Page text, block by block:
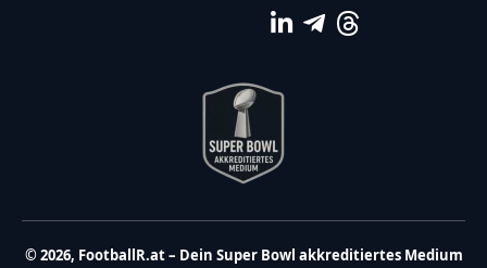
© 2026, FootballR.at – Dein Super Bowl akkreditiertes Medium